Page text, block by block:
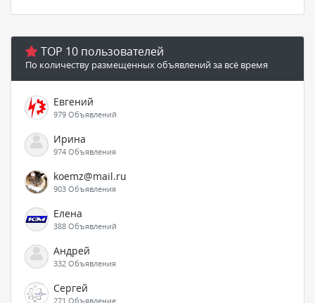
TOP 10 пользователей
По количеству размещенных объявлений за всё время
Евгений
979 Объявлений
Ирина
974 Объявления
koemz@mail.ru
903 Объявления
Елена
388 Объявлений
Андрей
332 Объявления
Сергей
271 Объявление